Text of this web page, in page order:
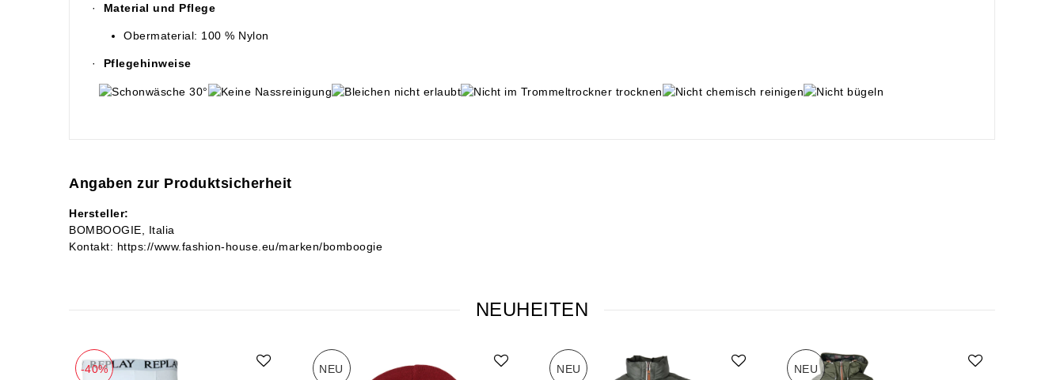
· Material und Pflege
Obermaterial: 100 % Nylon
· Pflegehinweise
Angaben zur Produktsicherheit
Hersteller:
BOMBOOGIE
Italia
Kontakt: https://www.fashion-house.eu/marken/bomboogie
NEUHEITEN
-40% NEU NEU NEU